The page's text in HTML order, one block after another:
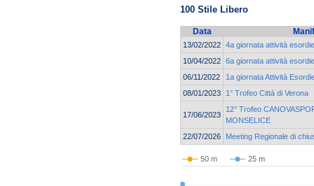
100 Stile Libero
Data
13/02/2022 4a giornata attività
10/04/2022 6a giornata attività
06/11/2022
1a giornata Attività
08/01/2023
1° Trofeo Città di Verona
17/06/2023
12° Trofeo
MONSELICE
22/07/2026
Meeting Regionale di
50 m 25 m